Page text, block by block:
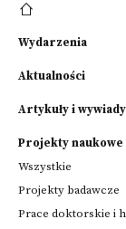
Wydarzenia
Aktualności
Artykuły i wywiady
Projekty naukowe
Wszystkie
Projekty badawcze
Prace doktorskie i